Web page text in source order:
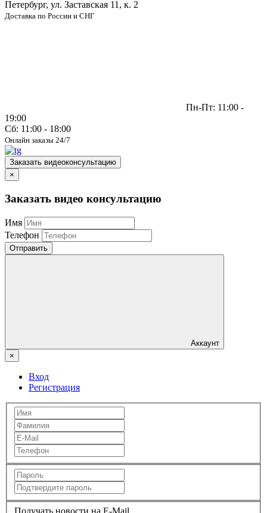
Петербург, ул. Заставская 11, к. 2
Доставка по России и СНГ
Пн-Пт: 11:00 -
19:00
Сб: 11:00 - 18:00
Онлайн заказы 24/7
Заказать видеоконсультацию
×
Заказать видео консультацию
Имя
Телефон
Отправить
Аккаунт
×
Вход
Регистрация
Получать новости на E-Mail